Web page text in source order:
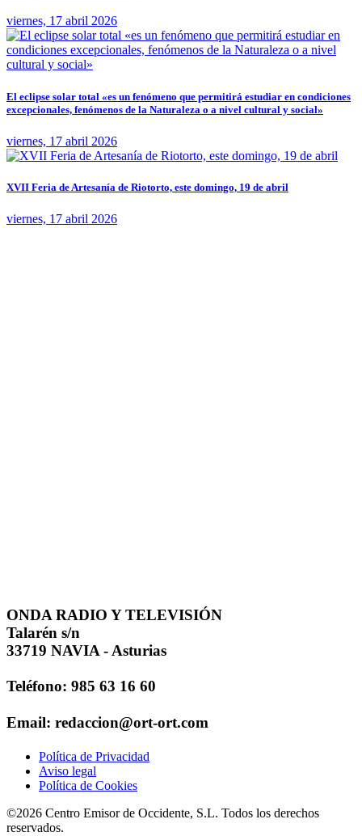
viernes, 17 abril 2026
El eclipse solar total «es un fenómeno que permitirá estudiar en condiciones
excepcionales, fenómenos de la Naturaleza o a nivel cultural y social»
viernes, 17 abril 2026
XVII Feria de Artesanía de Riotorto, este domingo, 19 de abril
viernes, 17 abril 2026
ONDA RADIO Y TELEVISIÓN
Talarén s/n
33719 NAVIA - Asturias
Teléfono: 985 63 16 60
Email: redaccion@ort-ort.com
Política de Privacidad
Aviso legal
Política de Cookies
©2026 Centro Emisor de Occidente, S.L. Todos los derechos
reservados.